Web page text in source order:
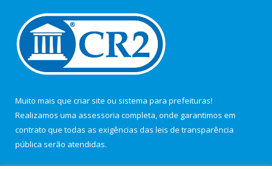
Muito mais que criar site ou sistema para prefeituras!
Realizamos uma assessoria completa, onde garantimos em
contrato que todas as exigências das leis de transparência
pública serão atendidas.